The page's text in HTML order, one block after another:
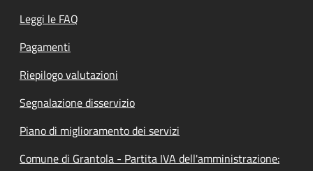
Leggi le FAQ
Pagamenti
Riepilogo valutazioni
Segnalazione disservizio
Piano di miglioramento dei servizi
Comune di Grantola - Partita IVA dell'amministrazione: